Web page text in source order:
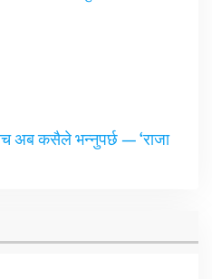
अब कसैले भन्नुपर्छ — ‘राजा